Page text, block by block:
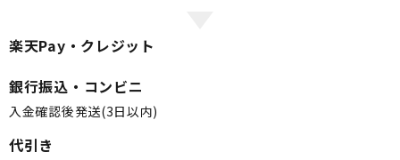
楽天Pay・クレジット
銀行振込・コンビニ
入金確認後発送(3日以内)
代引き